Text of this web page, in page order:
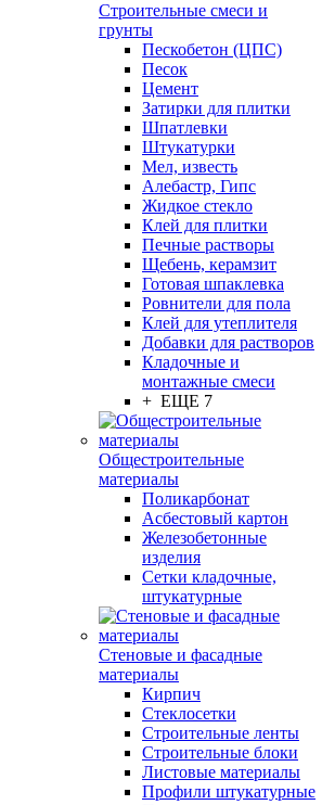
Строительные смеси и
грунты
Пескобетон (ЦПС)
Песок
Цемент
Затирки для плитки
Шпатлевки
Штукатурки
Мел, известь
Алебастр, Гипс
Жидкое стекло
Клей для плитки
Печные растворы
Щебень, керамзит
Готовая шпаклевка
Ровнители для пола
Клей для утеплителя
Добавки для растворов
Кладочные и
монтажные смеси
+ ЕЩЕ 7
Общестроительные
материалы
Поликарбонат
Асбестовый картон
Железобетонные
изделия
Сетки кладочные,
штукатурные
Стеновые и фасадные
материалы
Кирпич
Стеклосетки
Строительные ленты
Строительные блоки
Листовые материалы
Профили штукатурные